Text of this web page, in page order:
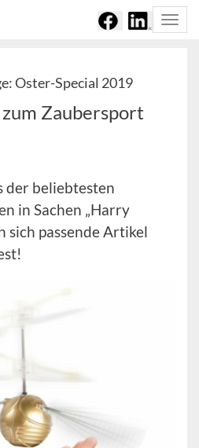
Oster-Special 2019
Zaubersport
der beliebtesten
in Sachen „Harry
sich passende Artikel